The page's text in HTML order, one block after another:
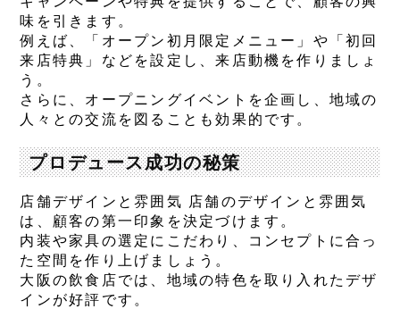
味を引きます。
例えば、「オープン初月限定メニュー」や「初回
来店特典」などを設定し、来店動機を作りましょ
う。
さらに、オープニングイベントを企画し、地域の
人々との交流を図ることも効果的です。
プロデュース成功の秘策
店舗デザインと雰囲気 店舗のデザインと雰囲気
は、顧客の第一印象を決定づけます。
内装や家具の選定にこだわり、コンセプトに合っ
た空間を作り上げましょう。
大阪の飲食店では、地域の特色を取り入れたデザ
インが好評です。